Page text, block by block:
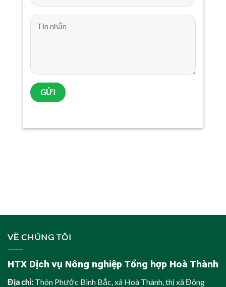
VỀ CHÚNG TÔI
HTX Dịch vụ Nông nghiệp Tổng hợp Hoà Thành
Địa chỉ: Thôn Phước Bình Bắc, xã Hoà Thành, thị xã Đông